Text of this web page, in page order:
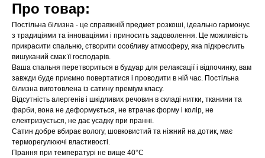
Про товар:
Постільна білизна - це справжній предмет розкоші, ідеально гармонує
з традиціями та інноваціями і приносить задоволення. Це можливість
прикрасити спальню, створити особливу атмосферу, яка підкреслить
вишуканий смак її господарів.
Ваша спальня перетвориться в будуар для релаксації і відпочинку, вам
завжди буде приємно повертатися і проводити в ній час. Постільна
білизна виготовлена із сатину преміум класу.
Відсутність алергенів і шкідливих речовин в складі нитки, тканини та
фарби, вона не деформується, не втрачає форму і колір, не
електризується, не дає усадку при пранні.
Сатин добре вбирає вологу, шовковистий та ніжний на дотик, має
терморегулюючі властивості.
Прання при температурі не вище 40°C